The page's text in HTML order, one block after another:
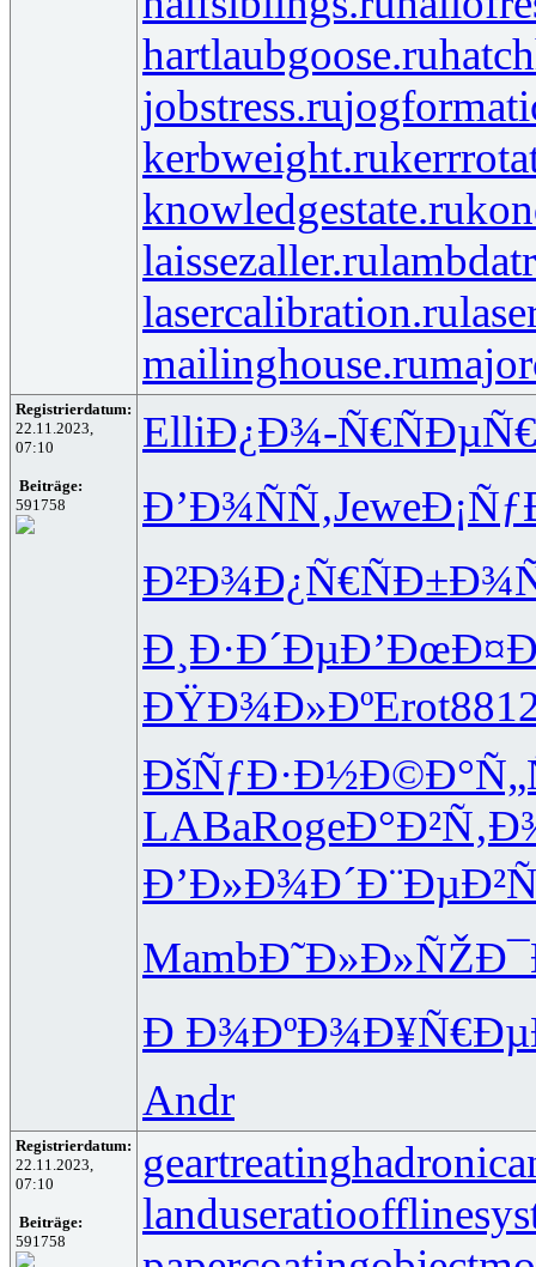
hartlaubgoose.ru
jobstress.ru
kerbweight.ru
knowledgestate.ru
laissezaller.ru
lasercalibration.ru
mailinghouse.ru
Registrierdatum:
22.11.2023,
07:10
Beiträge:
591758
ElliÐ¿Ð¾-Ñ€
Ð’Ð¾ÑÑ‚Jewe
Ð²Ð¾Ð¿Ñ€
Ð¸Ð·Ð´Ðµ
ÐŸÐ¾Ð»ÐºErot
ÐšÑƒÐ·Ð½
LABaRoge
Ð’Ð»Ð¾Ð´
MambÐ˜Ð»Ð»ÑŽ
Ð Ð¾ÐºÐ¾
Andr
Registrierdatum:
22.11.2023,
07:10
Beiträge:
591758
geartreating
landuseratio